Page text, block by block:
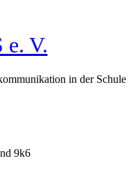
e. V.
in der Schule
9k6